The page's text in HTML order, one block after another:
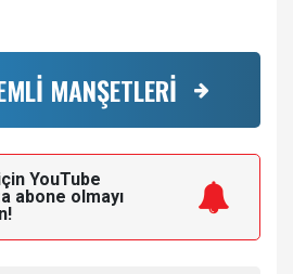
MANŞETLERİ
YouTube
abone olmayı